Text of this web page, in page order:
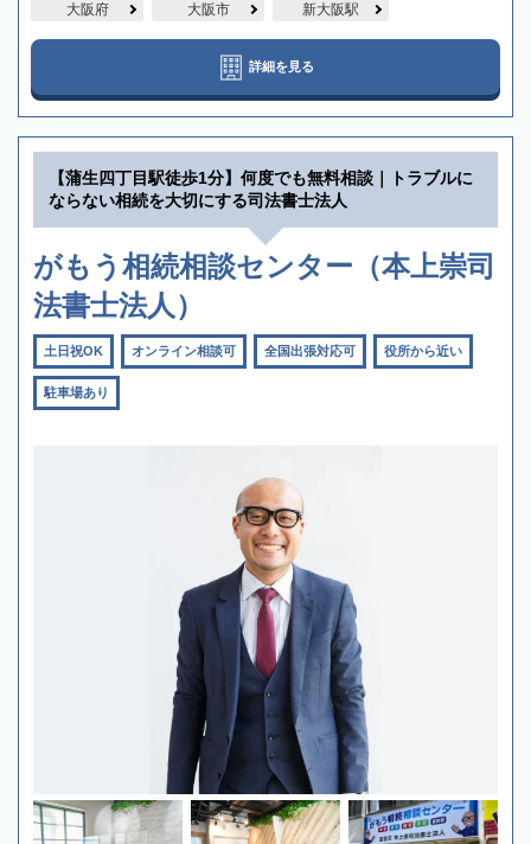
大阪府 大阪市 新大阪駅
詳細を見る
【蒲生四丁目駅徒歩1分】何度でも無料相談｜トラブルに
ならない相続を大切にする司法書士法人
がもう相続相談センター（本上崇司
法書士法人）
土日祝OK オンライン相談可 全国出張対応可 役所から近い
駐車場あり